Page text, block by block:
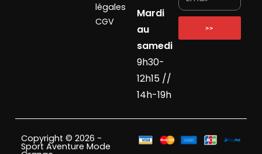
légales
CGV
Mardi
au
samedi
9h30-
12h15 //
14h-19h
>>
Copyright © 2026 -
Sport Aventure Mode